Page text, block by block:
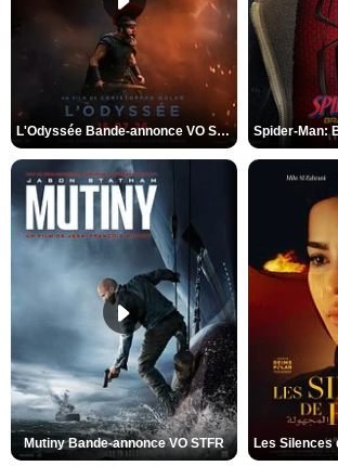
L'Odyssée Bande-annonce VO STFR
Mutiny Bande-annonce VO STFR